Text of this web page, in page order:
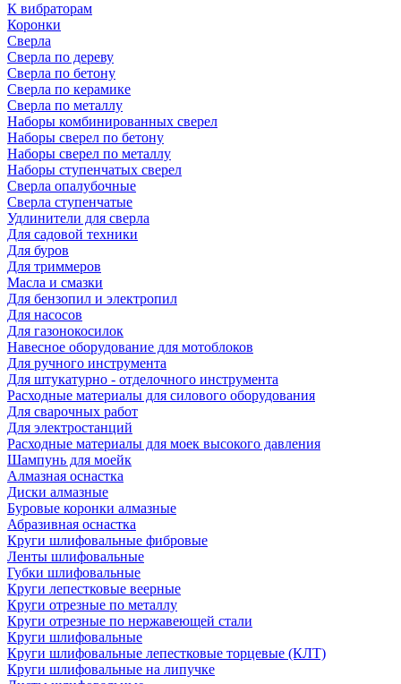
К вибраторам
Коронки
Сверла
Сверла по дереву
Сверла по бетону
Сверла по керамике
Сверла по металлу
Наборы комбинированных сверел
Наборы сверел по бетону
Наборы сверел по металлу
Наборы ступенчатых сверел
Сверла опалубочные
Сверла ступенчатые
Удлинители для сверла
Для садовой техники
Для буров
Для триммеров
Масла и смазки
Для бензопил и электропил
Для насосов
Для газонокосилок
Навесное оборудование для мотоблоков
Для ручного инструмента
Для штукатурно - отделочного инструмента
Расходные материалы для силового оборудования
Для сварочных работ
Для электростанций
Расходные материалы для моек высокого давления
Шампунь для моейк
Алмазная оснастка
Диски алмазные
Буровые коронки алмазные
Абразивная оснастка
Круги шлифовальные фибровые
Ленты шлифовальные
Губки шлифовальные
Круги лепестковые веерные
Круги отрезные по металлу
Круги отрезные по нержавеющей стали
Круги шлифовальные
Круги шлифовальные лепестковые торцевые (КЛТ)
Круги шлифовальные на липучке